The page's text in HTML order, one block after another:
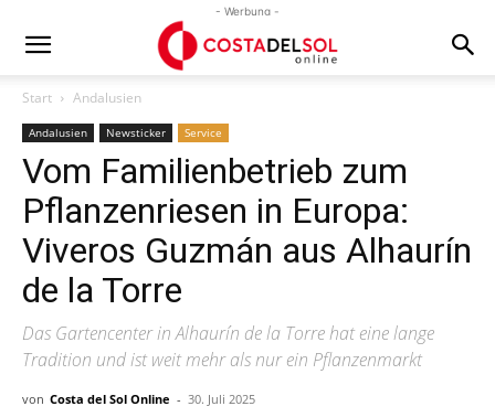
- Werbung -
Start Andalusien
Andalusien Newsticker Service
Vom Familienbetrieb zum
Pflanzenriesen in Europa:
Viveros Guzmán aus Alhaurín
de la Torre
Das Gartencenter in Alhaurín de la Torre hat eine lange
Tradition und ist weit mehr als nur ein Pflanzenmarkt
von Costa del Sol Online - 30. Juli 2025